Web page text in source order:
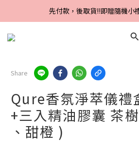
Line好友招募中，首購、回
先付款，後取貨‼️即贈隨機小
Line好友招募中，首購、回購
Share
Qure香氛淨萃儀禮
+三入精油膠囊 茶
、甜橙 )